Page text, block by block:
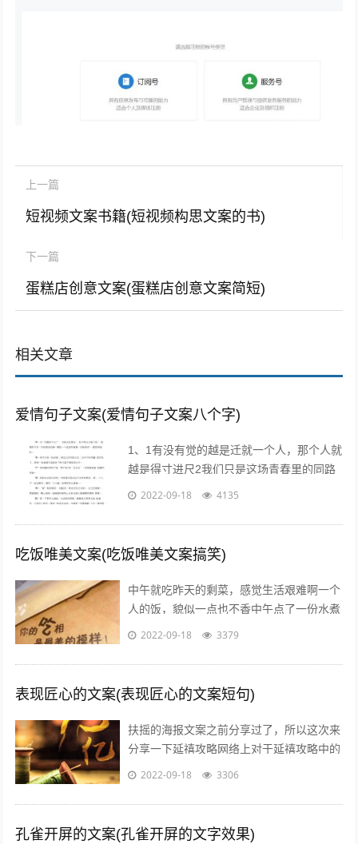
上一篇
短视频文案书籍(短视频构思文案的书)
下一篇
蛋糕店创意文案(蛋糕店创意文案简短)
相关文章
爱情句子文案(爱情句子文案八个字)
1、1有没有觉的越是迁就一个人，那个人就
越是得寸进尺2我们只是这场青春里的同路
者，相伴着走过这一段时光3不属于我的东
2022-09-18 4135
吃饭唯美文案(吃饭唯美文案搞笑)
中午就吃昨天的剩菜，感觉生活艰难啊一个
人的饭，貌似一点也不香中午点了一份水煮
鱼，超级开胃呀我一个人也要吃麻麻香中午
2022-09-18 3379
表现匠心的文案(表现匠心的文案短句)
扶摇的海报文案之前分享过了，所以这次来
分享一下延禧攻略网络上对于延禧攻略中的
服饰画风妆容都一致的满意，非常符合历史
2022-09-18 3306
孔雀开屏的文案(孔雀开屏的文字效果)